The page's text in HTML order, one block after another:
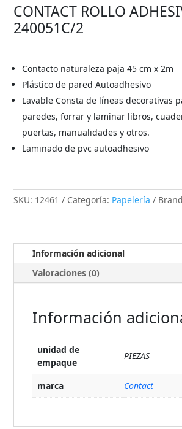
CONTACT ROLLO
240051C/2
Contacto naturaleza paja45 cm x 2m
Plástico de pared Autoadhesivo
Lavable Consta de líneas decorativas
paredes, forrar y laminar libros,
puertas, manualidades y otros.
Laminado de pvc autoadhesivo
SKU: 12461 Categoría: Papelería
Información adicional
Valoraciones (0)
Información
unidad de
empaque
PIEZAS
marca Contact